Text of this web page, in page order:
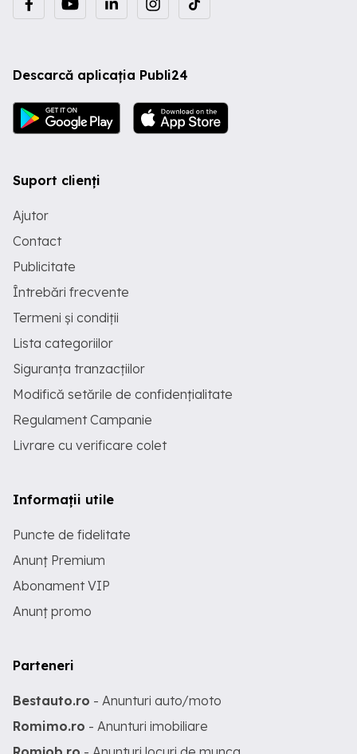
Descarcă aplicația Publi24
Suport clienți
Ajutor
Contact
Publicitate
Întrebări frecvente
Termeni și condiții
Lista categoriilor
Siguranța tranzacțiilor
Modifică setările de confidențialitate
Regulament Campanie
Livrare cu verificare colet
Informații utile
Puncte de fidelitate
Anunț Premium
Abonament VIP
Anunț promo
Parteneri
Bestauto.ro - Anunturi auto/moto
Romimo.ro - Anunturi imobiliare